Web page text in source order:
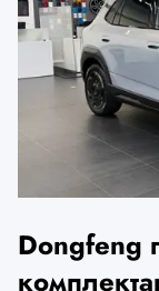
Dongfeng